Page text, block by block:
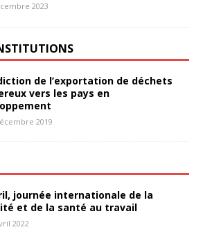
2023
de l’exportation de déchets
vers les pays en
2019
journée internationale de la
et de la santé au travail
2022